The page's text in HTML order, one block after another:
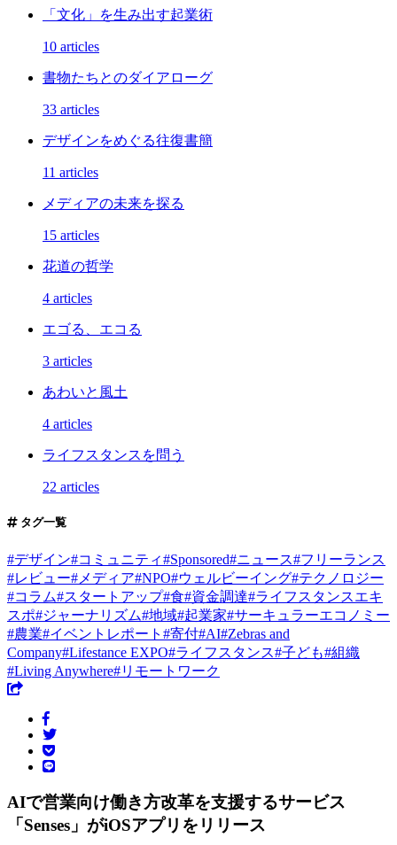
「文化」を生み出す起業術
10 articles
書物たちとのダイアローグ
33 articles
デザインをめぐる往復書簡
11 articles
メディアの未来を探る
15 articles
花道の哲学
4 articles
エゴる、エコる
3 articles
あわいと風土
4 articles
ライフスタンスを問う
22 articles
タグ一覧
#デザイン#コミュニティ#Sponsored#ニュース#フリーランス
#レビュー# メディア#NPO#ウェルビーイング#テクノロジー
#コラム#スタートアップ#食#資金調達#ライフスタンスエキ
スポ#ジャーナリズム#地域#起業家#サーキュラーエコノミー
#農業#イベントレポート #寄付#AI#Zebras and
Company#Lifestance EXPO#ライフスタンス#子ども#組織
#Living Anywhere#リモートワーク
AIで営業向け働き方改革を支援するサービス
「Senses」がiOSアプリをリリース